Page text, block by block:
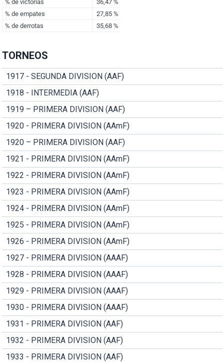
TORNEOS
1917 - SEGUNDA DIVISION (AAF)
1918 - INTERMEDIA (AAF)
1919 – PRIMERA DIVISION (AAF)
1920 - PRIMERA DIVISION (AAmF)
1920 – PRIMERA DIVISION (AAF)
1921 - PRIMERA DIVISION (AAmF)
1922 - PRIMERA DIVISION (AAmF)
1923 - PRIMERA DIVISION (AAmF)
1924 - PRIMERA DIVISION (AAmF)
1925 - PRIMERA DIVISION (AAmF)
1926 - PRIMERA DIVISION (AAmF)
1927 - PRIMERA DIVISION (AAAF)
1928 - PRIMERA DIVISION (AAAF)
1929 - PRIMERA DIVISION (AAAF)
1930 - PRIMERA DIVISION (AAAF)
1931 - PRIMERA DIVISION (AAF)
1932 - PRIMERA DIVISION (AAF)
1933 - PRIMERA DIVISION (AAF)